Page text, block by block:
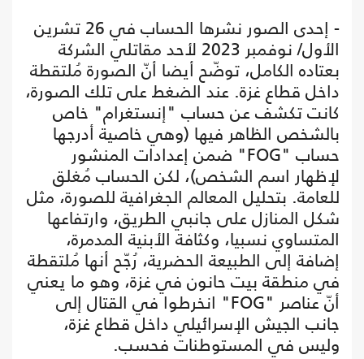
- إحدى الصور نشرها الحساب في 26 تشرين
الأول/ نوفمبر 2023 لأحد مقاتلي الشركة
بعتاده الكامل، توضّح أيضا أنّ الصورة مُلتقطة
داخل قطاع غزة. عند الضغط على تلك الصورة،
كانت تكشف عن حساب "إنستغرام" خاص
بالشخص الظاهر فيها (وهي خاصية أدرجها
حساب "FOG" ضمن إعدادات المنشور
لإظهار اسم الشخص)، لكن الحساب مُغلق
للعامة. بتحليل المعالم الجغرافية للصورة، مثل
شكل المنازل على جانبي الطريق، وارتفاعها
المتساوي نسبيا، وكثافة الأبنية المدمرة،
إضافة إلى الطبيعة الحضرية، رُجّح أنها مُلتقطة
في منطقة بيت حانون في غزة، وهو ما يعني
أنّ عناصر "FOG" انخرطوا في القتال إلى
جانب الجيش الإسرائيلي داخل قطاع غزة،
وليس في المستوطنات فحسب.